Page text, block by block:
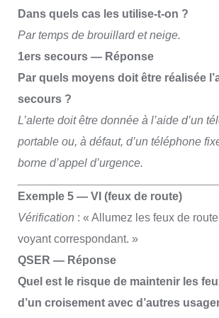
Dans quels cas les utilise-t-on ?
Par temps de brouillard et neige.
1ers secours — Réponse
Par quels moyens doit être réalisée
secours ?
L’alerte doit être donnée à l’aide d’un
portable ou, à défaut, d’un téléphone
borne d’appel d’urgence.
Exemple 5 — VI (feux de route)
Vérification : « Allumez les feux de
voyant correspondant. »
QSER — Réponse
Quel est le risque de maintenir les
d’un croisement avec d’autres